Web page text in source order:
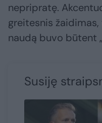
nepripratę.
greitesnis
naudą buvo būtent
Susiję